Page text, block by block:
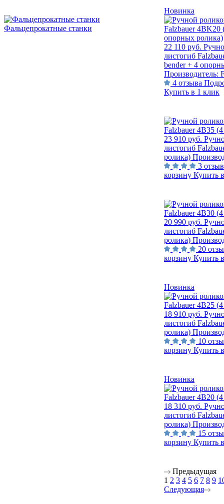
Фальцепрокатные станки
Новинка
22 110 руб.
листогиб
bender + 4
Производитель:
4 отзыва
Купить в 1 клик
23 910 руб.
листогиб
ролика)
3
корзину Купить
20 990 руб.
листогиб
ролика)
20
корзину Купить
Новинка
18 910 руб.
листогиб
ролика)
10
корзину Купить
Новинка
18 310 руб.
листогиб
ролика)
15
корзину Купить
Предыдущая
1 2 3 4 5 6 7 8 9
Следующая